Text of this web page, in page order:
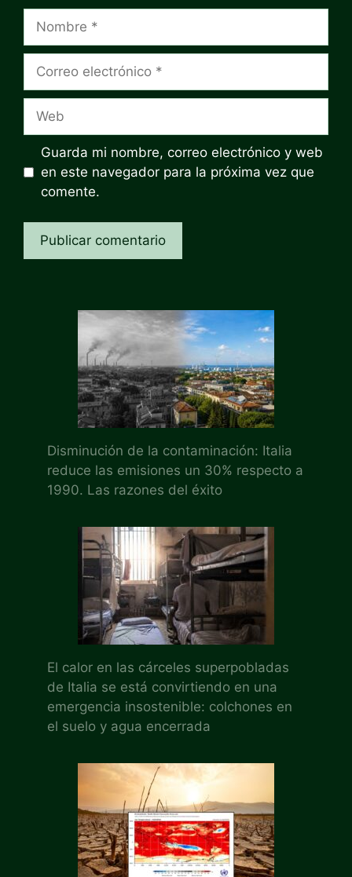
Nombre
Correo
Web
Guarda mi nombre, correo electrónico y web
en este navegador para la próxima vez que
comente.
Disminución de la contaminación: Italia
reduce las emisiones un 30% respecto a
1990. Las razones del éxito
El calor en las cárceles superpobladas
de Italia se está convirtiendo en una
emergencia insostenible: colchones en
el suelo y agua encerrada